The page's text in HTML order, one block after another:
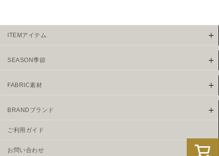
ITEMアイテム
SEASON季節
FABRIC素材
BRANDブランド
ご利用ガイド
お問い合わせ